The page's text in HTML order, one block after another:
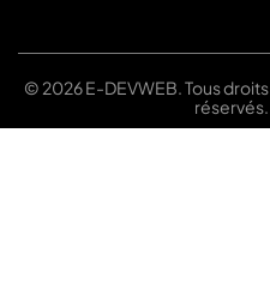
© 2026 E-DEVWEB. Tous droits
réservés.